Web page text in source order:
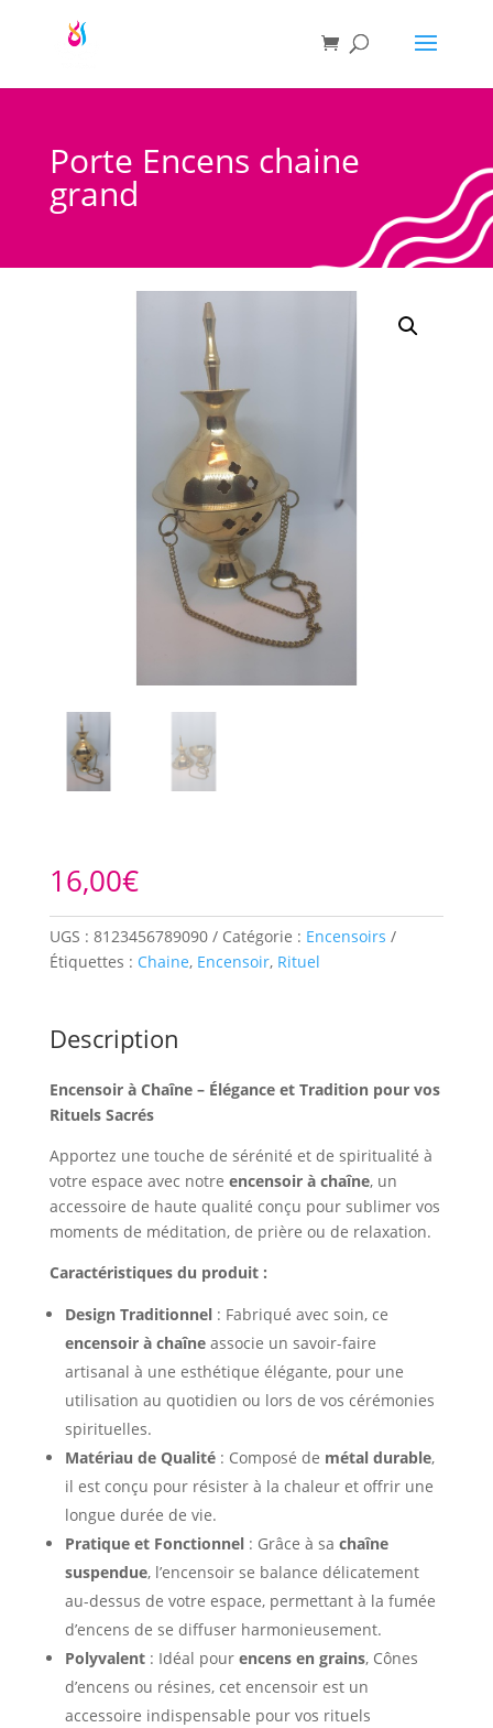
Porte Encens chaine
grand
16,00€
UGS : 8123456789090 Catégorie : Encensoirs
Étiquettes : Chaine, Encensoir, Rituel
Description
Encensoir à Chaîne – Élégance et Tradition pour vos
Rituels Sacrés
Apportez une touche de sérénité et de spiritualité à
votre espace avec notre encensoir à chaîne, un
accessoire de haute qualité conçu pour sublimer vos
moments de méditation, de prière ou de relaxation.
Caractéristiques du produit :
Design Traditionnel: Fabriqué avec soin, ce
encensoir à chaîneassocie un savoir-faire
artisanal à une esthétique élégante, pour une
utilisation au quotidien ou lors de vos cérémonies
spirituelles.
Matériau de Qualité: Composé de métal durable,
il est conçu pour résister à la chaleur et offrir une
longue durée de vie.
Pratique et Fonctionnel: Grâce à sa chaîne
suspendue, l’encensoir se balance délicatement
au-dessus de votre espace, permettant à la fumée
d’encens de se diffuser harmonieusement.
Polyvalent: Idéal pour encens en grains, Cônes
d’encens ou résines, cet encensoir est un
accessoire indispensable pour vos rituels